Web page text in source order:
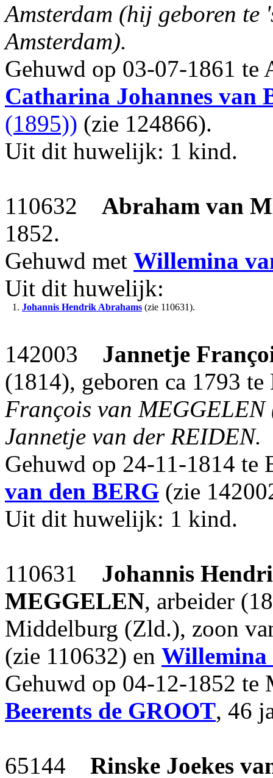
Amsterdam (hij geboren te
Amsterdam).
Gehuwd op 03-07-1861 te
Catharina Johannes van
(1895)) (zie 124866).
Uit dit huwelijk: 1 kind.
110632 Abraham van
1852.
Gehuwd met Willemina
Uit dit huwelijk:
1. Johannis Hendrik Abrahams (zie 110631).
142003 Jannetje
(1814), geboren ca 1793
François van
Jannetje van der REIDEN.
Gehuwd op 24-11-1814
van den BERG (zie
Uit dit huwelijk: 1 kind.
110631 Johannis
MEGGELEN, arbeider
Middelburg (Zld.), zoon
(zie 110632) en Willemina
Gehuwd op 04-12-1852
Beerents de GROOT, 46
65144 Rinske Joekes